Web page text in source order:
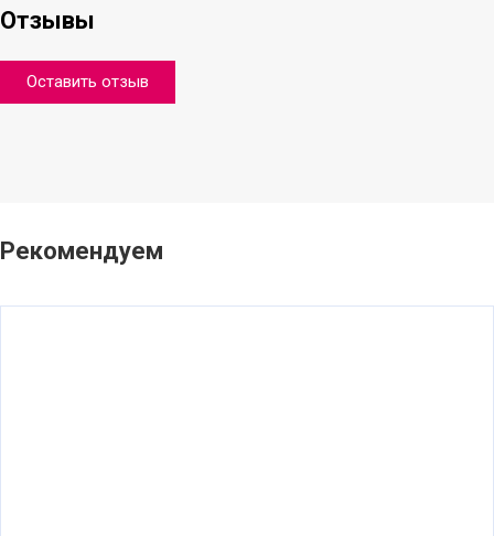
Отзывы
Оставить отзыв
Рекомендуем